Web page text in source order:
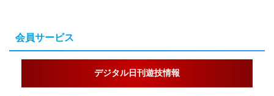
会員サービス
デジタル日刊遊技情報